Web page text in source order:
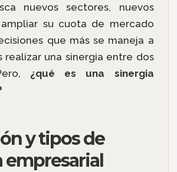
nuevos sectores, nuevos
su cuota de mercado
que más se maneja a
realizar una sinergia entre dos
¿qué es una sinergia
y tipos de
empresarial